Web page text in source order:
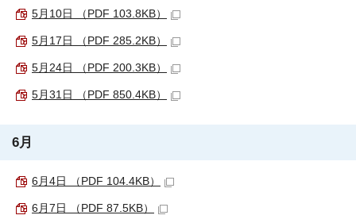
5月10日 （PDF 103.8KB）
5月17日 （PDF 285.2KB）
5月24日 （PDF 200.3KB）
5月31日 （PDF 850.4KB）
6月
6月4日 （PDF 104.4KB）
6月7日 （PDF 87.5KB）